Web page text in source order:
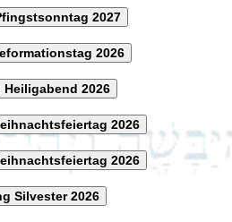
2027
2026
2026
2026
2026
Silvester 2026